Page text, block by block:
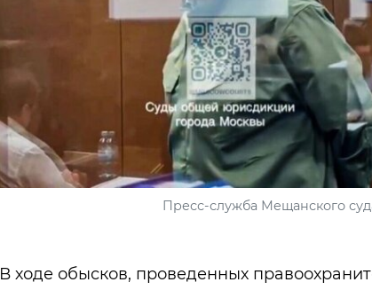
Пресс-служба Мещанского
В ходе обысков, проведенных